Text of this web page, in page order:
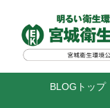
BLOGトップ